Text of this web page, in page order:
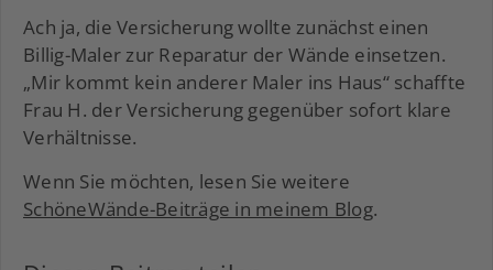
Ach ja, die Versicherung wollte zunächst einen
Billig-Maler zur Reparatur der Wände einsetzen.
„Mir kommt kein anderer Maler ins Haus“ schaffte
Frau H. der Versicherung gegenüber sofort klare
Verhältnisse.
Wenn Sie möchten, lesen Sie weitere
SchöneWände-Beiträge in meinem Blog.